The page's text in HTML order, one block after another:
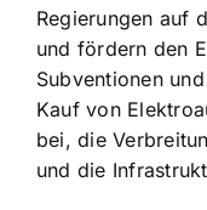
Regierungen auf
und fördern den
Subventionen
Kauf von
bei, die
und die